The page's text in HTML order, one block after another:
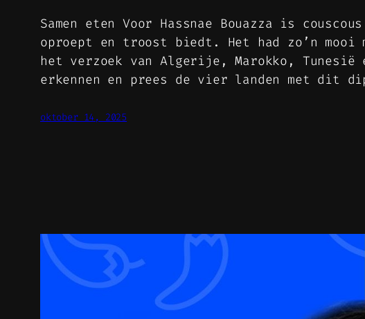
Samen eten Voor Hassnae Bouazza is
oproept en troost biedt. Het had zo’n mooi
het verzoek van Algerije, Marokko,
erkennen en prees de vier landen met dit
oktober 14, 2025